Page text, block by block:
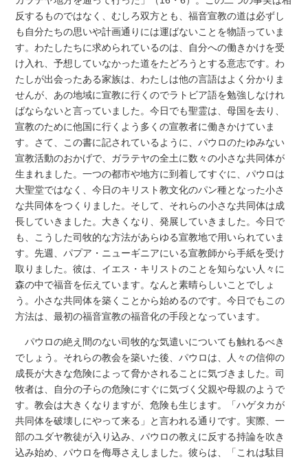
反するものではなく、むしろ双方とも、福音宣教の道は必ずし
も自分たちの思いや計画通りには運ばないことを物語っていま
す。わたしたちに求められているのは、自分への働きかけを受
け入れ、予想していなかった道をたどろうとする意志です。わ
たしが出会ったある家族は、わたしは他の言語はよく分かりま
せんが、あの地域に宣教に行くのでラトビア語を勉強しなけれ
ばならないと言っていました。今日でも聖霊は、母国を去り、
宣教のために他国に行くよう多くの宣教者に働きかけていま
す。さて、この書に記されているように、パウロのたゆみない
宣教活動のおかげで、ガラテヤの全土に数々の小さな共同体が
生まれました。一つの都市や地方に到着してすぐに、パウロは
大聖堂ではなく、今日のキリスト教文化のパン種となった小さ
な共同体をつくりました。そして、それらの小さな共同体は成
長していきました。大きくなり、発展していきました。今日で
も、こうした司牧的な方法があらゆる宣教地で用いられていま
す。先週、パプア・ニューギニアにいる宣教師から手紙を受け
取りました。彼は、イエス・キリストのことを知らない人々に
森の中で福音を伝えています。なんと素晴らしいことでしょ
う。小さな共同体を築くことから始めるのです。今日でもこの
方法は、最初の福音宣教の福音化の手段となっています。
パウロの絶え間のない司牧的な気遣いについても触れるべき
でしょう。それらの教会を築いた後、パウロは、人々の信仰の
成長が大きな危険によって脅かされることに気づきました。司
牧者は、自分の子らの危険にすぐに気づく父親や母親のようで
す。教会は大きくなりますが、危険も生じます。「ハゲタカが
共同体を破壊しにやって来る」と言われる通りです。実際、一
部のユダヤ教徒が入り込み、パウロの教えに反する持論を吹き
込み始め、パウロを侮辱さえしました。彼らは、「これは駄目